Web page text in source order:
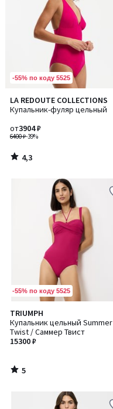
-55% по коду 5525
LA REDOUTE COLLECTIONS
Купальник-фуляр цельный
6400 ₽-39%
от3904 ₽
4,3
/ 5
4,3
/
-55% по коду 5525
TRIUMPH
Купальник цельный Summer
Twist / Саммер Твист
15300 ₽
5
/
5
5
/